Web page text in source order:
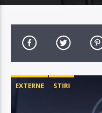
EXTERNE STIRI